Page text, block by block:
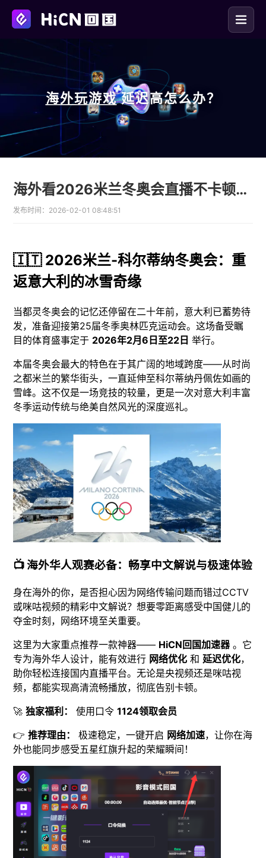
海外玩游戏 延迟高怎么办？
海外看2026米兰冬奥会直播不卡顿用HiCN回国加速器畅享中文解说
发布时间： 2026-02-01 08:48:51
🇮🇹 2026米兰-科尔蒂纳冬奥会：重
返意大利的冰雪奇缘
当都灵冬奥会的记忆还停留在二十年前，意大利已蓄势待
发，准备迎接第25届冬季奥林匹克运动会。这场备受瞩
目的体育盛事定于 2026年2月6日至22日 举行。
本届冬奥会最大的特色在于其广阔的地域跨度——从时尚
之都米兰的繁华街头，一直延伸至科尔蒂纳丹佩佐如画的
雪峰。这不仅是一场竞技的较量，更是一次对意大利丰富
冬季运动传统与绝美自然风光的深度巡礼。
📺 海外华人观赛必备：畅享中文解说与极速体验
身在海外的你，是否担心因为网络传输问题而错过CCTV
或咪咕视频的精彩中文解说？想要零距离感受中国健儿的
夺金时刻，网络环境至关重要。
这里为大家重点推荐一款神器—— HiCN回国加速器。它
专为海外华人设计，能有效进行 网络优化 和延迟优化，
助你轻松连接国内直播平台。无论是央视频还是咪咕视
频，都能实现高清流畅播放，彻底告别卡顿。
🚀独家福利： 使用口令1124领取会员
👉推荐理由： 极速稳定，一键开启 网络加速，让你在海
外也能同步感受五星红旗升起的荣耀瞬间！